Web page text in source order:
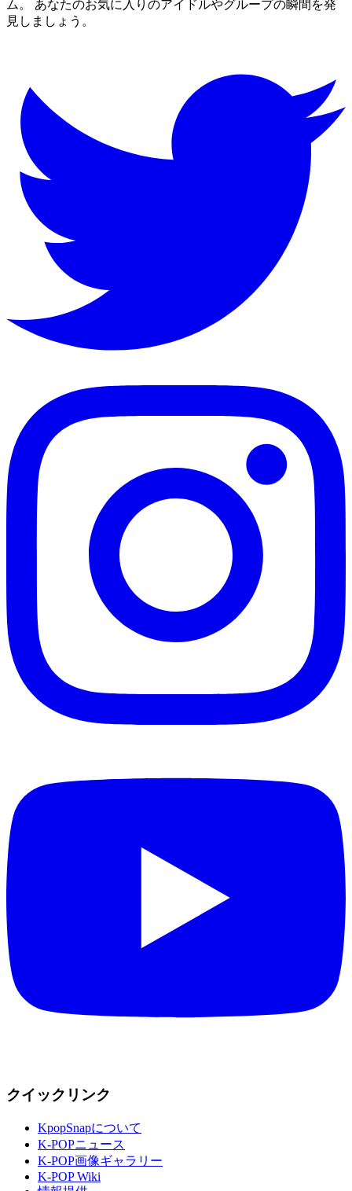
ム。 あなたのお気に入りのアイドルやグループの瞬間を発
見しましょう。
クイックリンク
KpopSnapについて
K-POPニュース
K-POP画像ギャラリー
K-POP Wiki